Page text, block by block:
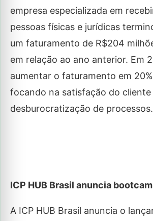
empresa especializada em
pessoas físicas e jurídicas
um faturamento de R$204
em relação ao ano anterior. Em
aumentar o faturamento em
focando na satisfação do cliente
desburocratização de processos.
ICP HUB Brasil anuncia
A ICP HUB Brasil anuncia o